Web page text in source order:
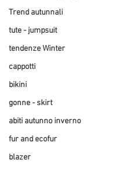
Trend autunnali
tute - jumpsuit
tendenze Winter
cappotti
bikini
gonne - skirt
abiti autunno inverno
fur and ecofur
blazer